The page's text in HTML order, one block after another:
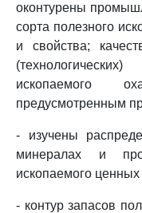
оконтурены
сорта полезного
и свойства;
ископаемого
предусмотренным
- изучены
минералах и
ископаемого
- контур запасов